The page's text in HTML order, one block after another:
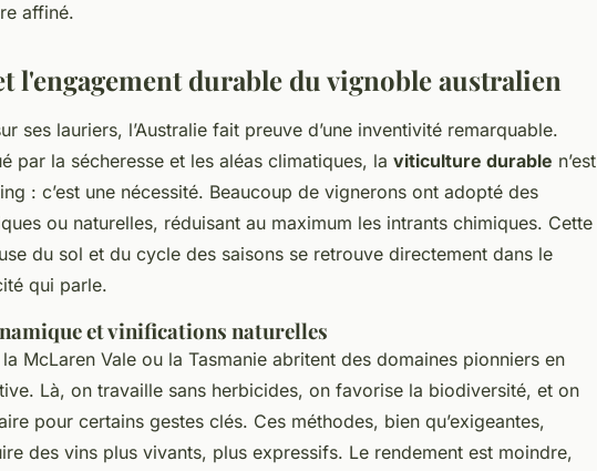
affiné.
l'engagement durable du vignoble australien
ses lauriers, l’Australie fait preuve d’une inventivité remarquable.
par la sécheresse et les aléas climatiques, la viticulture durable n’est
: c’est une nécessité. Beaucoup de vignerons ont adopté des
ou naturelles, réduisant au maximum les intrants chimiques. Cette
du sol et du cycle des saisons se retrouve directement dans le
qui parle.
et vinifications naturelles
McLaren Vale ou la Tasmanie abritent des domaines pionniers en
Là, on travaille sans herbicides, on favorise la biodiversité, et on
pour certains gestes clés. Ces méthodes, bien qu’exigeantes,
des vins plus vivants, plus expressifs. Le rendement est moindre,